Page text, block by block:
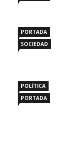
PORTADA
SOCIEDAD
POLÍTICA
PORTADA